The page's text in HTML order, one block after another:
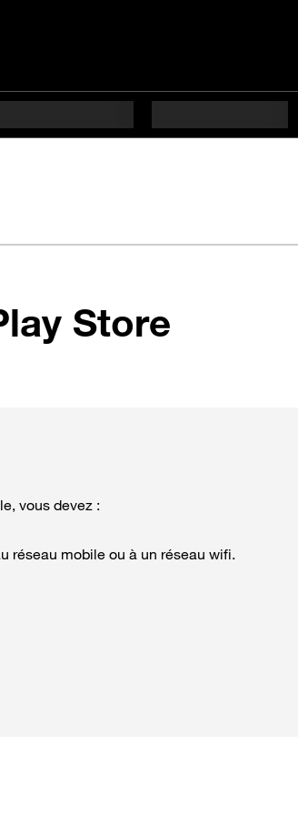
Store en 9
vous devez :
réseau mobile ou à un réseau wifi.